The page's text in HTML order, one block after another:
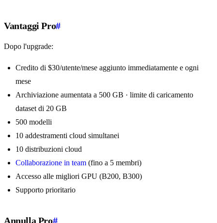
Vantaggi Pro#
Dopo l'upgrade:
Credito di $30/utente/mese aggiunto immediatamente e ogni
mese
Archiviazione aumentata a 500 GB · limite di caricamento
dataset di 20 GB
500 modelli
10 addestramenti cloud simultanei
10 distribuzioni cloud
Collaborazione in team (fino a 5 membri)
Accesso alle migliori GPU (B200, B300)
Supporto prioritario
Annulla Pro#